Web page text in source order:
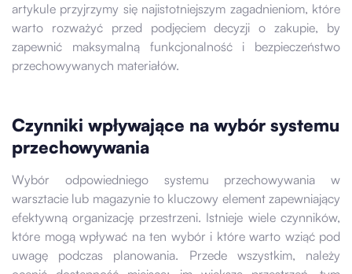
artykule przyjrzymy się najistotniejszym zagadnieniom, które
warto rozważyć przed podjęciem decyzji o zakupie, by
zapewnić maksymalną funkcjonalność i bezpieczeństwo
przechowywanych materiałów.
Czynniki wpływające na wybór systemu
przechowywania
Wybór odpowiedniego systemu przechowywania w
warsztacie lub magazynie to kluczowy element zapewniający
efektywną organizację przestrzeni. Istnieje wiele czynników,
które mogą wpływać na ten wybór i które warto wziąć pod
uwagę podczas planowania. Przede wszystkim, należy